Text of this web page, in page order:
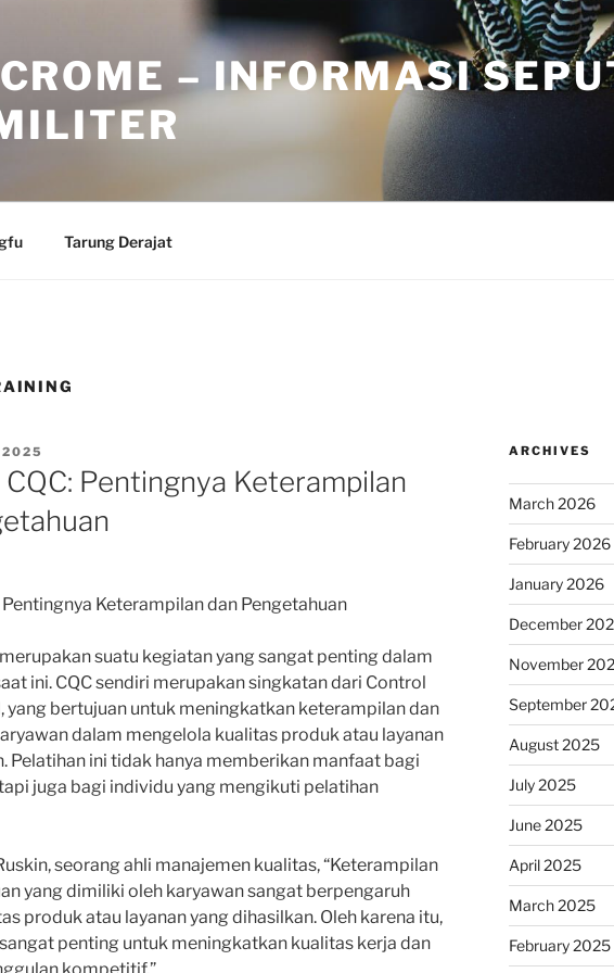
– INFORMASI
Tarung Derajat
2025
Pentingnya Keterampilan
Pentingnya Keterampilan dan Pengetahuan
suatu kegiatan yang sangat penting dalam
ini. CQC sendiri merupakan singkatan dari Control
yang bertujuan untuk meningkatkan keterampilan dan
dalam mengelola kualitas produk atau layanan
Pelatihan ini tidak hanya memberikan manfaat bagi
juga bagi individu yang mengikuti pelatihan
seorang ahli manajemen kualitas, “Keterampilan
yang dimiliki oleh karyawan sangat berpengaruh
produk atau layanan yang dihasilkan. Oleh karena itu,
penting untuk meningkatkan kualitas kerja dan
ARCHIVES
March 2026
February 2026
January 2026
December
November
September
August 2025
July 2025
June 2025
April 2025
March 2025
February 2025